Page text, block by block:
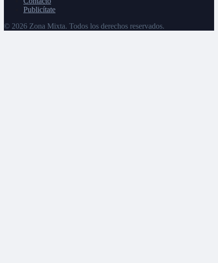
Publicítate
© 2026 Zona Mixta. Todos los derechos reservados.